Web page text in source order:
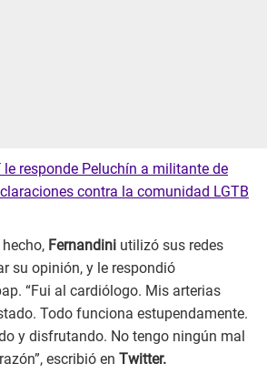
le responde Peluchín a militante de
contra la comunidad LGTB
Fernandini utilizó sus redes
su opinión, y le respondió
“Fui al cardiólogo. Mis arterias
Todo funciona estupendamente.
y disfrutando. No tengo ningún mal
escribió en Twitter.